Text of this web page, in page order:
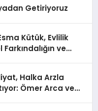
Getiriyoruz
Kütük, Evlilik
ve
Halka Arzla
Ömer Arca ve